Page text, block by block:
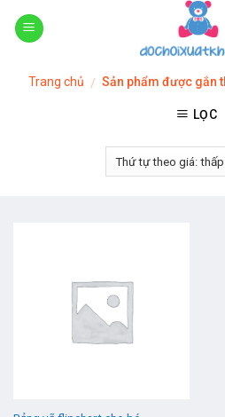
Skip
Trang chủ / Sản phẩm được gắn
LỌC